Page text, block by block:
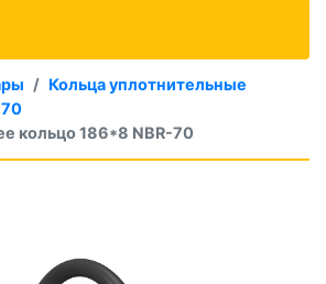
Кольца уплотнительные
70
кольцо 186*8 NBR-70